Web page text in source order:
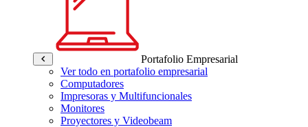
Portafolio Empresarial
Ver todo en portafolio empresarial
Computadores
Impresoras y Multifuncionales
Monitores
Proyectores y Videobeam